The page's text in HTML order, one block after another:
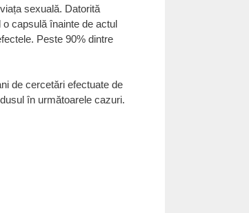
sexuală. Datorită
capsulă înainte de actul
Peste 90% dintre
de cercetări efectuate de
în următoarele cazuri.